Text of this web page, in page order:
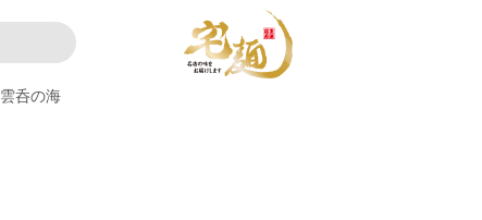
雲呑の海